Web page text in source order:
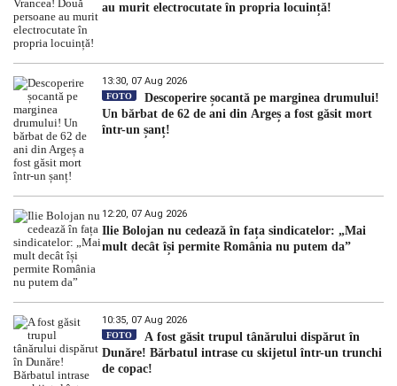
au murit electrocutate în propria locuință!
13:30, 07 Aug 2026
FOTO
Descoperire șocantă pe marginea drumului!
Un bărbat de 62 de ani din Argeș a fost găsit mort
într-un șanț!
12:20, 07 Aug 2026
Ilie Bolojan nu cedează în fața sindicatelor: „Mai
mult decât își permite România nu putem da”
10:35, 07 Aug 2026
FOTO
A fost găsit trupul tânărului dispărut în
Dunăre! Bărbatul intrase cu skijetul într-un trunchi
de copac!